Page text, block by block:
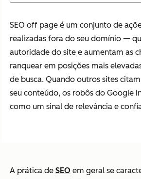
SEO off page é um conjunto de
realizadas fora do seu domínio —
autoridade do site e aumentam as
ranquear em posições mais
de busca. Quando outros sites
seu conteúdo, os robôs do Google
como um sinal de relevância e
A prática de SEO em geral se